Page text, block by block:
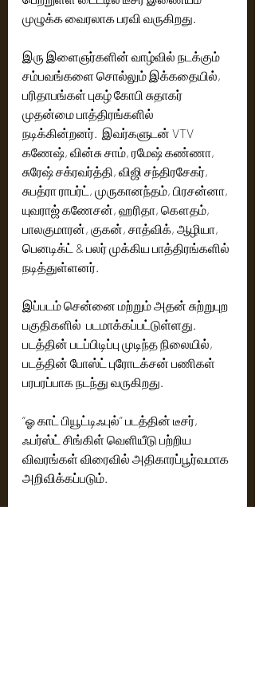
முழுக்க வைரலாக பரவி வருகிறது.
இரு இளைஞர்களின் வாழ்வில் நடக்கும்
சம்பவங்களை சொல்லும் இக்கதையில்,
பரிதாபங்கள் புகழ் கோபி சுதாகர்
முதன்மை பாத்திரங்களில்
நடிக்கின்றனர்.  இவர்களுடன் VTV
கணேஷ், வின்சு சாம், ரமேஷ் கண்ணா,
சுரேஷ் சக்ரவர்த்தி, விஜி சந்திரசேகர்,
சுபத்ரா ராபர்ட், முருகானந்தம், பிரசன்னா,
யுவராஜ் கணேசன், ஹரிதா, கௌதம்,
பாலகுமாரன், குகன், சாத்விக், ஆழியா,
பெனடிக்ட் & பலர் முக்கிய பாத்திரங்களில்
நடித்துள்ளனர்.
இப்படம் சென்னை மற்றும் அதன் சுற்றுபுற
பகுதிகளில்  படமாக்கப்பட்டுள்ளது.
படத்தின் படப்பிடிப்பு முடிந்த நிலையில்,
படத்தின் போஸ்ட் புரோடக்சன் பணிகள்
பரபரப்பாக நடந்து வருகிறது.
“ஓ காட் பியூட்டிஃபுல்” படத்தின் டீசர்,
ஃபர்ஸ்ட் சிங்கிள் வெளியீடு பற்றிய
விவரங்கள் விரைவில் அதிகாரப்பூர்வமாக
அறிவிக்கப்படும்.